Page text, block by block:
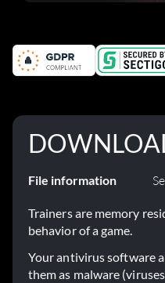
Fehlerbehebungen
File information
Trainers are memory
behavior of a game.
Your antivirus software
them as malware